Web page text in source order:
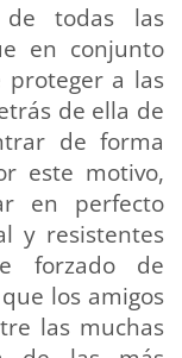
de todas las
en conjunto
a las
de ella de
de forma
este motivo,
en perfecto
y resistentes
forzado de
los amigos
las muchas